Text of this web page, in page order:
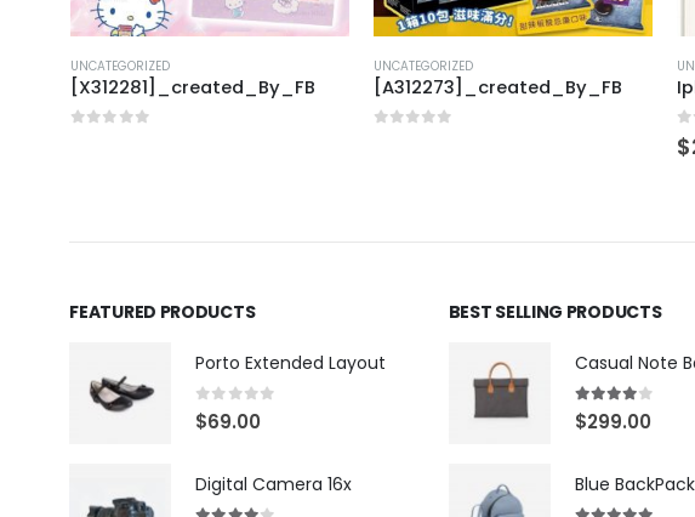
UNCATEGORIZED
[X312281]_created_By_FB
UNCATEGORIZED
[A312273]_created_By_FB
0
$
FEATURED PRODUCTS
Porto Extended Layout
0 out of 5
$69.00
Digital Camera 16x
BEST SELLING PRODUCTS
Casual Note
4.00out of 5
$299.00
Blue BackPack